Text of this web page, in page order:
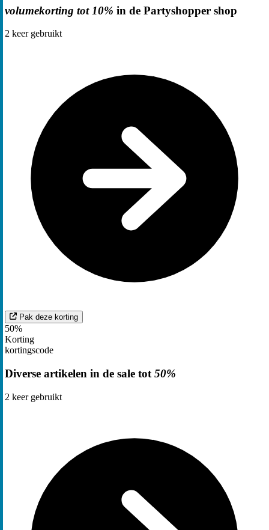
volumekorting tot 10% in de Partyshopper shop
2 keer gebruikt
Pak deze korting
50%
Korting
kortingscode
Diverse artikelen in de sale tot 50%
2 keer gebruikt